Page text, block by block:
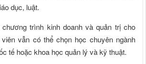
dục, luật.
trình kinh doanh và quản trị cho
vẫn có thể chọn học chuyên ngành
tế hoặc khoa học quản lý và kỹ thuật.